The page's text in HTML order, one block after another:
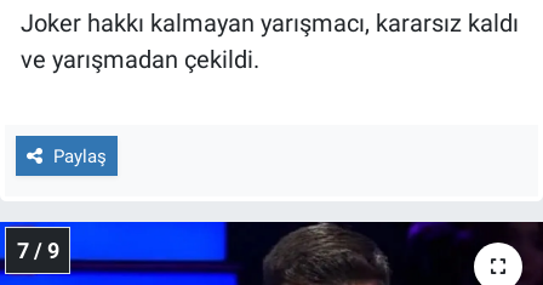
Joker hakkı kalmayan yarışmacı, kararsız kaldı
ve yarışmadan çekildi.
Paylaş
7 / 9